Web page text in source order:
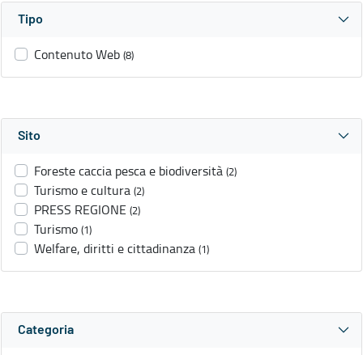
Tipo
Contenuto Web (8)
Sito
Foreste caccia pesca e biodiversità (2)
Turismo e cultura (2)
PRESS REGIONE (2)
Turismo (1)
Welfare, diritti e cittadinanza (1)
Categoria